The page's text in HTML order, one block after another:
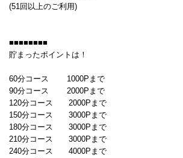
(51回以上のご利用)
■■■■■■■■
貯まったポイントは！
60分コース 1000Pまで
90分コース 2000Pまで
120分コース 2000Pまで
150分コース 3000Pまで
180分コース 3000Pまで
210分コース 3000Pまで
240分コース 4000Pまで